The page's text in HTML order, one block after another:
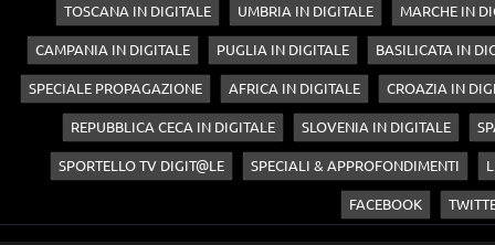
TOSCANA IN DIGITALE UMBRIA IN DIGITALE MARCHE IN
CAMPANIA IN DIGITALE PUGLIA IN DIGITALE BASILICATA IN
SPECIALE PROPAGAZIONE AFRICA IN DIGITALE CROAZIA IN
REPUBBLICA CECA IN DIGITALE SLOVENIA IN DIGITALE
SPORTELLO TV DIGIT@LE SPECIALI & APPROFONDIMENTI
FACEBOOK